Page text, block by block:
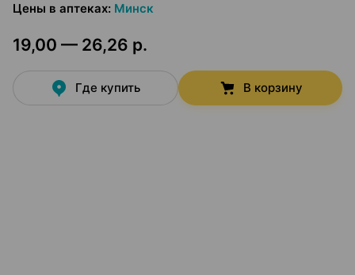
Цены в аптеках: Минск
19,00 — 26,26 р.
Где купить В корзину